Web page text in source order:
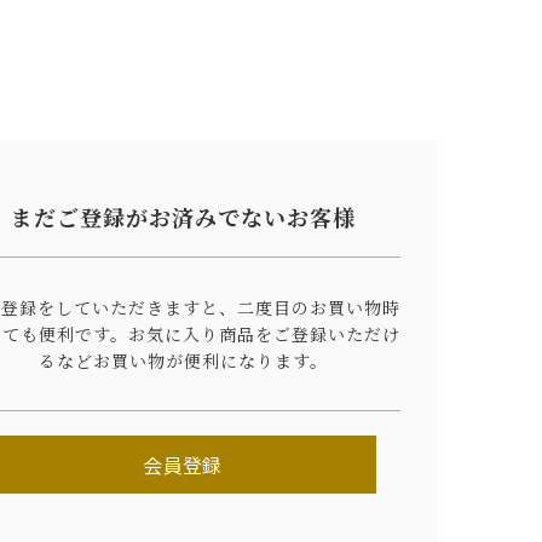
まだご登録がお済みでないお客様
録をしていただきますと、二度目のお買い物時
も便利です。 お気に入り商品をご登録いただけ
るなどお買い物が便利になります。
会員登録